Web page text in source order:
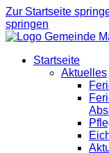
Zur Startseite
springen
Startseite
Aktuelles